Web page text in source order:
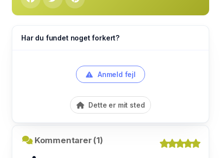
Har du fundet noget forkert?
Anmeld fejl
Dette er mit sted
Kommentarer (1)